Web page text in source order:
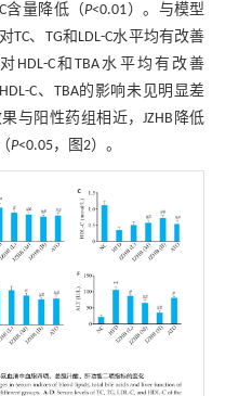
含量降低（P<0.01）。与模型
TC、TG和LDL-C水平均有改善
HDL-C和TBA水平均有改善
C、TBA的影响未见明显差
与阳性药组相近，JZHB降低
P<0.05，图2）。